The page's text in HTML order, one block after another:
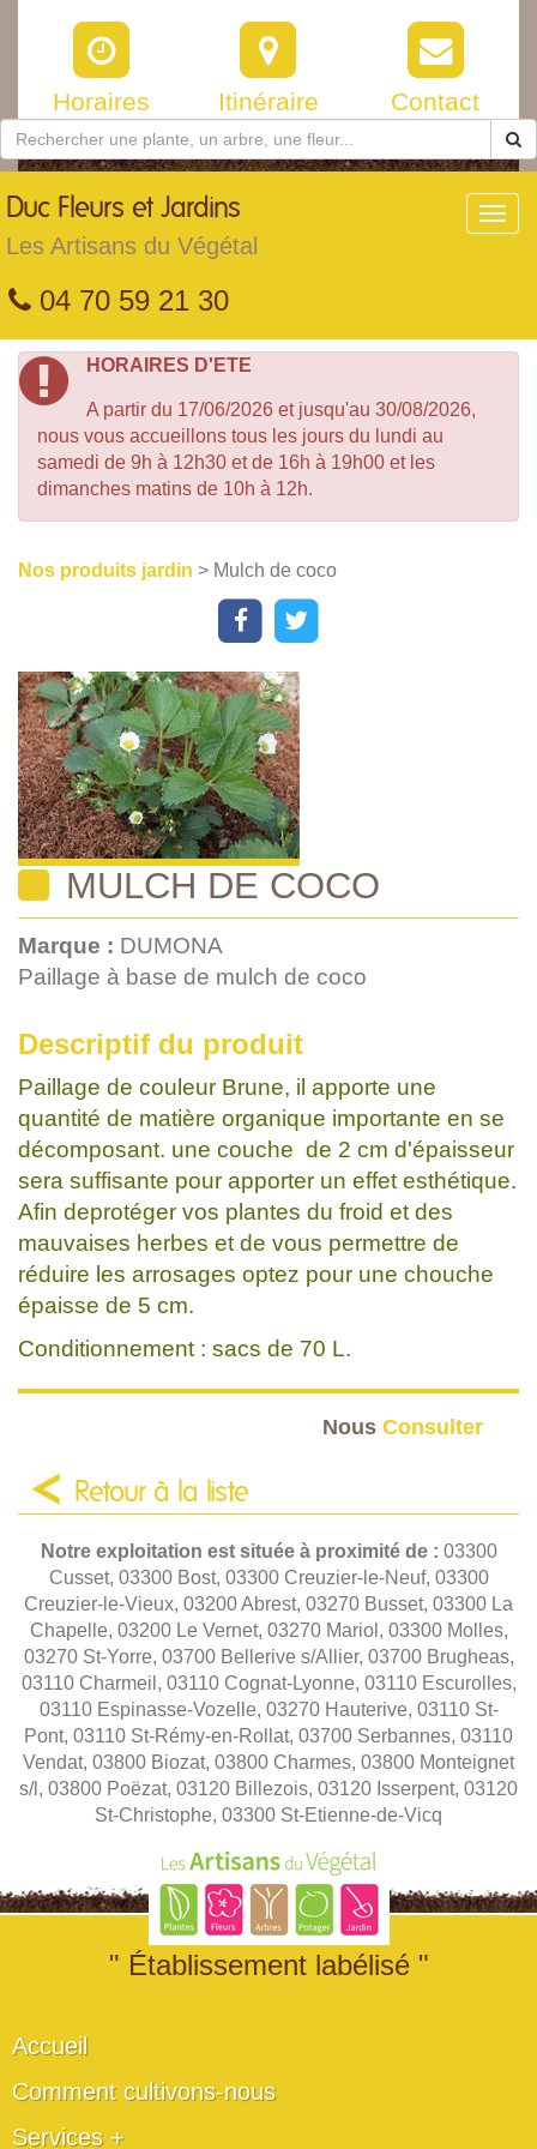
Horaires Itinéraire Contact
Duc Fleurs et Jardins
Les Artisans du Végétal
04 70 59 21 30
HORAIRES D'ETE
A partir du 17/06/2026 et jusqu'au 30/08/2026,
nous vous accueillons tous les jours du lundi au
samedi de 9h à 12h30 et de 16h à 19h00 et les
dimanches matins de 10h à 12h.
Nos produits jardin > Mulch de coco
MULCH DE COCO
Marque : DUMONA
Paillage à base de mulch de coco
Descriptif du produit
Paillage de couleur Brune, il apporte une
quantité de matière organique importante en se
décomposant. une couche de 2 cm d'épaisseur
sera suffisante pour apporter un effet esthétique.
Afin deprotéger vos plantes du froid et des
mauvaises herbes et de vous permettre de
réduire les arrosages optez pour une chouche
épaisse de 5 cm.
Conditionnement : sacs de 70 L.
Nous Consulter
Retour à la liste
Notre exploitation est située à proximité de : 03300
Cusset, 03300 Bost, 03300 Creuzier-le-Neuf, 03300
Creuzier-le-Vieux, 03200 Abrest, 03270 Busset, 03300 La
Chapelle, 03200 Le Vernet, 03270 Mariol, 03300 Molles,
03270 St-Yorre, 03700 Bellerive s/Allier, 03700 Brugheas,
03110 Charmeil, 03110 Cognat-Lyonne, 03110 Escurolles,
03110 Espinasse-Vozelle, 03270 Hauterive, 03110 St-
Pont, 03110 St-Rémy-en-Rollat, 03700 Serbannes, 03110
Vendat, 03800 Biozat, 03800 Charmes, 03800 Monteignet
s/l, 03800 Poëzat, 03120 Billezois, 03120 Isserpent, 03120
St-Christophe, 03300 St-Etienne-de-Vicq
" Établissement labélisé "
Accueil
Comment cultivons-nous
Services +